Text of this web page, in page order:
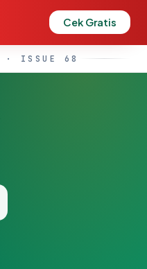
Cek Gratis
· ISSUE 68